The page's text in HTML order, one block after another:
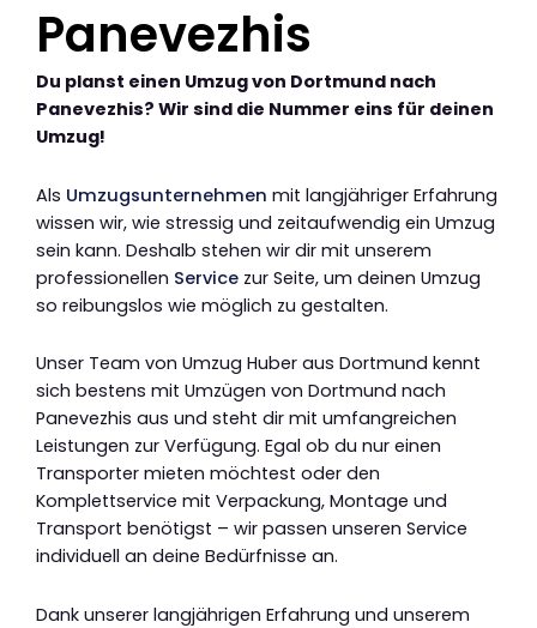
Panevezhis
Du planst einen Umzug von Dortmund nach
Panevezhis? Wir sind die Nummer eins für deinen
Umzug!
Als Umzugsunternehmen mit langjähriger Erfahrung
wissen wir, wie stressig und zeitaufwendig ein Umzug
sein kann. Deshalb stehen wir dir mit unserem
professionellen Service zur Seite, um deinen Umzug
so reibungslos wie möglich zu gestalten.
Unser Team von Umzug Huber aus Dortmund kennt
sich bestens mit Umzügen von Dortmund nach
Panevezhis aus und steht dir mit umfangreichen
Leistungen zur Verfügung. Egal ob du nur einen
Transporter mieten möchtest oder den
Komplettservice mit Verpackung, Montage und
Transport benötigst – wir passen unseren Service
individuell an deine Bedürfnisse an.
Dank unserer langjährigen Erfahrung und unserem